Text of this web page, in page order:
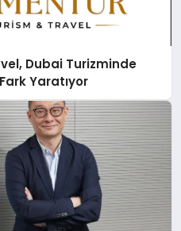
Dubai Turizminde
Yaratıyor